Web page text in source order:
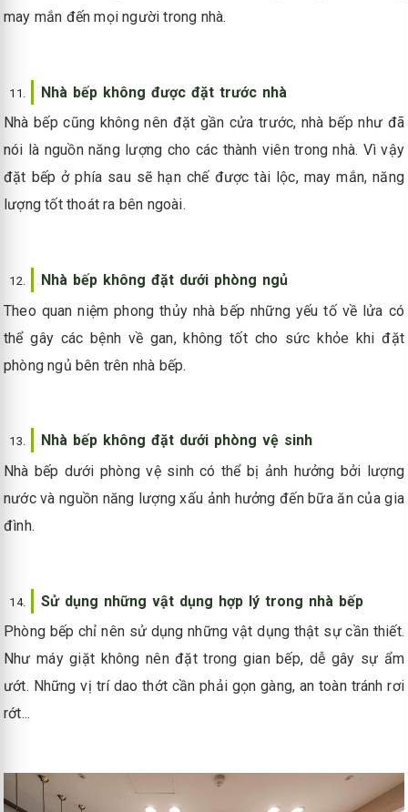
may mắn đến mọi người trong nhà.
Nhà bếp không được đặt trước nhà
Nhà bếp cũng không nên đặt gần cửa trước, nhà bếp như đã
nói là nguồn năng lượng cho các thành viên trong nhà. Vì vậy
đặt bếp ở phía sau sẽ hạn chế được tài lộc, may mắn, năng
lượng tốt thoát ra bên ngoài.
Nhà bếp không đặt dưới phòng ngủ
Theo quan niệm phong thủy nhà bếp những yếu tố về lửa có
thể gây các bệnh về gan, không tốt cho sức khỏe khi đặt
phòng ngủ bên trên nhà bếp.
Nhà bếp không đặt dưới phòng vệ sinh
Nhà bếp dưới phòng vệ sinh có thể bị ảnh hưởng bởi lượng
nước và nguồn năng lượng xấu ảnh hưởng đến bữa ăn của gia
đình.
Sử dụng những vật dụng hợp lý trong nhà bếp
Phòng bếp chỉ nên sử dụng những vật dụng thật sự cần thiết.
Như máy giặt không nên đặt trong gian bếp, dễ gây sự ẩm
ướt. Những vị trí dao thớt cần phải gọn gàng, an toàn tránh rơi
rớt...